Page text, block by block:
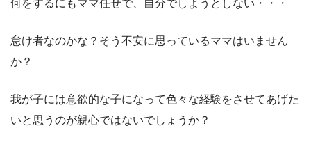
何をするにもママ任せで、自分でしようとしない・・・
怠け者なのかな？そう不安に思っているママはいません
か？
我が子には意欲的な子になって色々な経験をさせてあげた
いと思うのが親心ではないでしょうか？